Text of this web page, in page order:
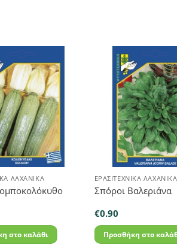
ΛΑΧΑΝΙΚΆ
στο καλάθι
ΕΡΑΣΙΤΕΧΝΙΚΆ ΛΑΧΑΝΙΚΆ
Σπόροι Βαλεριάνα
€0.90
Προσθήκη στο